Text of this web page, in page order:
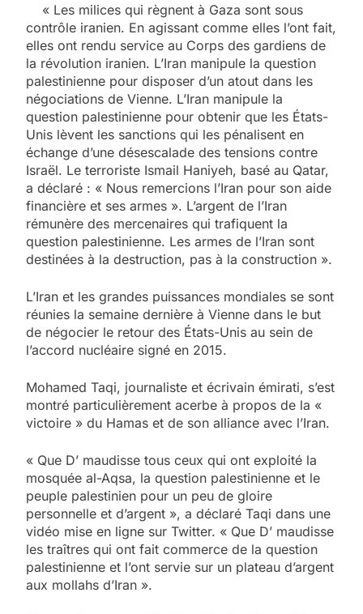
« Les milices qui règnent à Gaza sont sous
contrôle iranien. En agissant comme elles l’ont fait,
elles ont rendu service au Corps des gardiens de
la révolution iranien. L’Iran manipule la question
palestinienne pour disposer d’un atout dans les
négociations de Vienne. L’Iran manipule la
question palestinienne pour obtenir que les États-
Unis lèvent les sanctions qui les pénalisent en
échange d’une désescalade des tensions contre
Israël. Le terroriste Ismail Haniyeh, basé au Qatar,
a déclaré : « Nous remercions l’Iran pour son aide
financière et ses armes ». L’argent de l’Iran
rémunère des mercenaires qui trafiquent la
question palestinienne. Les armes de l’Iran sont
destinées à la destruction, pas à la construction ».
L’Iran et les grandes puissances mondiales se sont
réunies la semaine dernière à Vienne dans le but
de négocier le retour des États-Unis au sein de
l’accord nucléaire signé en 2015.
Mohamed Taqi, journaliste et écrivain émirati, s’est
montré particulièrement acerbe à propos de la «
victoire » du Hamas et de son alliance avec l’Iran.
« Que D’ maudisse tous ceux qui ont exploité la
mosquée al-Aqsa, la question palestinienne et le
peuple palestinien pour un peu de gloire
personnelle et d’argent », a déclaré Taqi dans une
vidéo mise en ligne sur Twitter. « Que D’ maudisse
les traîtres qui ont fait commerce de la question
palestinienne et l’ont servie sur un plateau d’argent
aux mollahs d’Iran ».